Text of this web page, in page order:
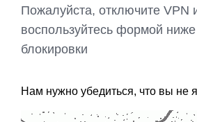
Пожалуйста, отключите VPN
воспользуйтесь формой
блокировки
Нам нужно убедиться, что вы не